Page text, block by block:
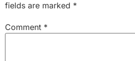
fields are marked *
Comment *